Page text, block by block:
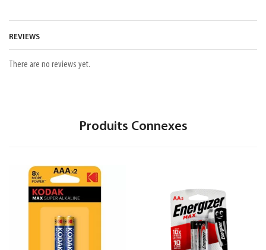
REVIEWS
There are no reviews yet.
Produits Connexes